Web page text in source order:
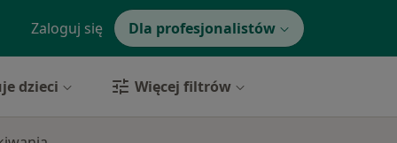
Zaloguj się Dla profesjonalistów
dzieci Więcej filtrów